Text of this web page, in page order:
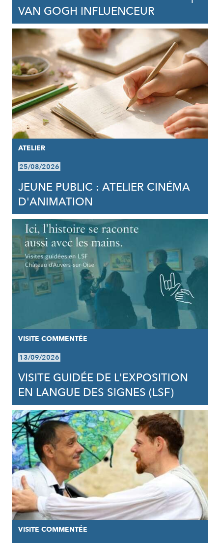
VAN GOGH INFLUENCEUR
ATELIER
25/08/2026
JEUNE PUBLIC : ATELIER CINÉMA
D'ANIMATION
VISITE COMMENTÉE
13/09/2026
VISITE GUIDÉE DE L'EXPOSITION
EN LANGUE DES SIGNES (LSF)
VISITE COMMENTÉE